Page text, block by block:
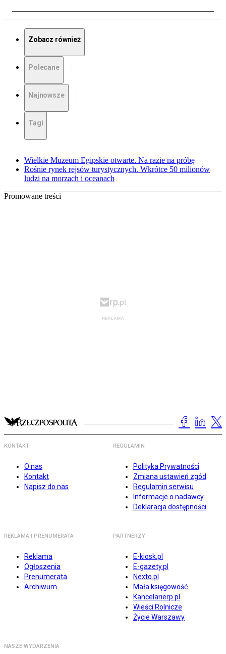
Zobacz również
Polecane
Najnowsze
Tagi
Wielkie Muzeum Egipskie otwarte. Na razie na próbę
Rośnie rynek rejsów turystycznych. Wkrótce 50 milionów
ludzi na morzach i oceanach
Promowane treści
KONTAKT
O nas
Kontakt
Napisz do nas
REGULAMIN
Polityka Prywatności
Zmiana ustawień zgód
Regulamin serwisu
Informacje o nadawcy
Deklaracja dostępności
REKLAMA I PRENUMERATA
Reklama
Ogłoszenia
Prenumerata
Archiwum
PARTNERZY
E-kiosk.pl
E-gazety.pl
Nexto.pl
Mała księgowość
Kancelarierp.pl
Wieści Rolnicze
Życie Warszawy
NASZE WYDARZENIA